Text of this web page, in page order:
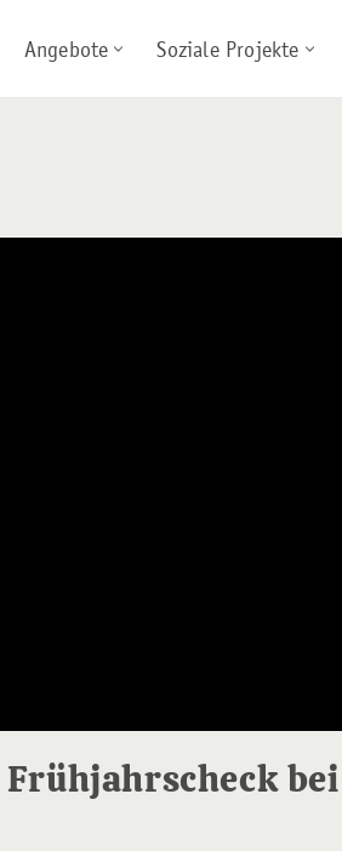
Angebote Soziale Projekte